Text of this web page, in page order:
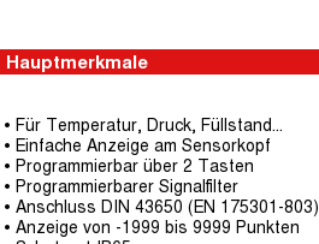
Hauptmerkmale
• Für Temperatur, Druck, Füllstand...
• Einfache Anzeige am Sensorkopf
• Programmierbar über 2 Tasten
• Programmierbarer Signalfilter
• Anschluss DIN 43650 (EN 175301-803)
• Anzeige von -1999 bis 9999 Punkten